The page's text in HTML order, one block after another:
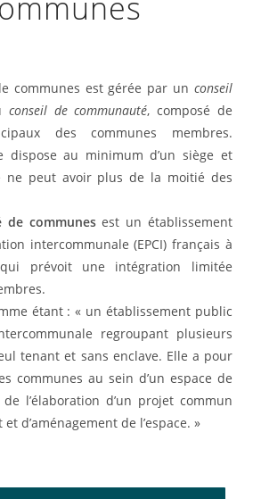
communes est gérée par un conseil
conseil de communauté, composé de
des communes membres.
dispose au minimum d’un siège et
ne peut avoir plus de la moitié des
de communesest un établissement
intercommunale (EPCI) français à
prévoit une intégration limitée
étant : « un établissement public
regroupant plusieurs
tenant et sans enclave. Elle a pour
communes au sein d’un espace de
l’élaboration d’un projet commun
d’aménagement de l’espace. »